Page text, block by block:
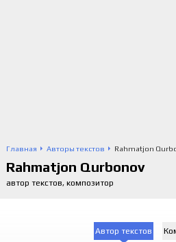
Главная Авторы текстов Rahmatjon
Rahmatjon Qurbonov
автор текстов, композитор
Автор текстов